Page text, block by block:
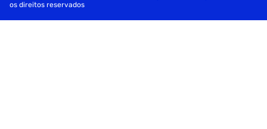
os direitos reservados